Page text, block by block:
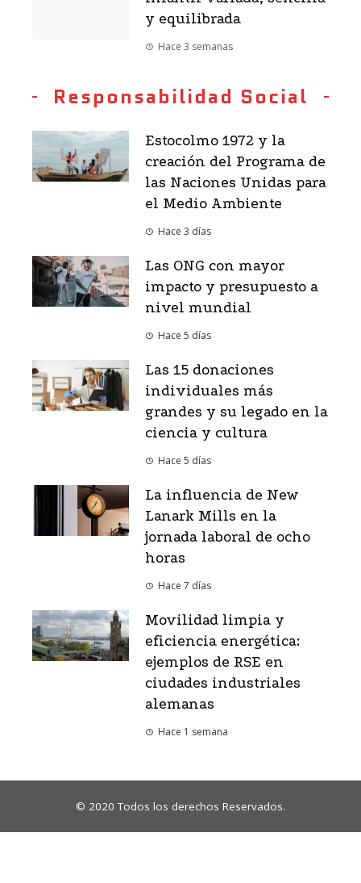
y equilibrada
Hace 3 semanas
Responsabilidad Social
Estocolmo 1972 y la
creación del Programa de
las Naciones Unidas para
el Medio Ambiente
Hace 3 días
Las ONG con mayor
impacto y presupuesto a
nivel mundial
Hace 5 días
Las 15 donaciones
individuales más
grandes y su legado en la
ciencia y cultura
Hace 5 días
La influencia de New
Lanark Mills en la
jornada laboral de ocho
horas
Hace 7 días
Movilidad limpia y
eficiencia energética:
ejemplos de RSE en
ciudades industriales
alemanas
Hace 1 semana
© 2020 Todos los derechos Reservados.